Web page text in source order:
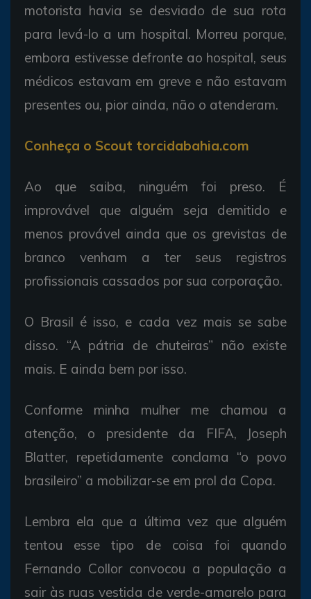
motorista havia se desviado de sua rota
para levá-lo a um hospital. Morreu porque,
embora estivesse defronte ao hospital, seus
médicos estavam em greve e não estavam
presentes ou, pior ainda, não o atenderam.
Conheça o Scout torcidabahia.com
Ao que saiba, ninguém foi preso. É
improvável que alguém seja demitido e
menos provável ainda que os grevistas de
branco venham a ter seus registros
profissionais cassados por sua corporação.
O Brasil é isso, e cada vez mais se sabe
disso. “A pátria de chuteiras” não existe
mais. E ainda bem por isso.
Conforme minha mulher me chamou a
atenção, o presidente da FIFA, Joseph
Blatter, repetidamente conclama “o povo
brasileiro” a mobilizar-se em prol da Copa.
Lembra ela que a última vez que alguém
tentou esse tipo de coisa foi quando
Fernando Collor convocou a população a
sair às ruas vestida de verde-amarelo para